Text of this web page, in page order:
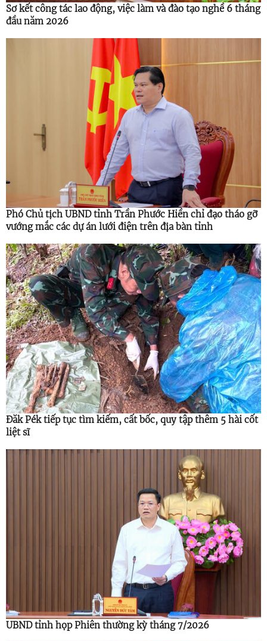
Sơ kết công tác lao động, việc làm và đào tạo nghề 6 tháng
đầu năm 2026
Phó Chủ tịch UBND tỉnh Trần Phước Hiền chỉ đạo tháo gỡ
vướng mắc các dự án lưới điện trên địa bàn tỉnh
Đăk Pék tiếp tục tìm kiếm, cất bốc, quy tập thêm 5 hài cốt
liệt sĩ
UBND tỉnh họp Phiên thường kỳ tháng 7/2026